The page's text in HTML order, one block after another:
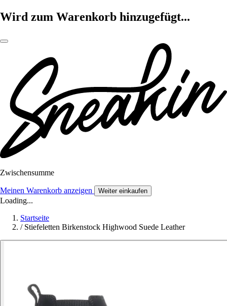
Wird zum Warenkorb hinzugefügt...
Zwischensumme
Meinen Warenkorb anzeigen Weiter einkaufen
Loading...
Startseite
/ Stiefeletten Birkenstock Highwood Suede Leather